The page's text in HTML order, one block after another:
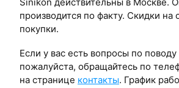
производится по факту. Скидки на
покупки.
Если у вас есть вопросы по поводу
пожалуйста, обращайтесь по
на странице контакты. График